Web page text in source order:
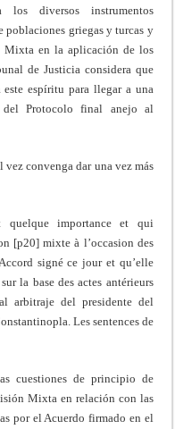
los diversos instrumentos
griegas y turcas y
Mixta en la aplicación de los
de Justicia considera que
espíritu para llegar a una
Protocolo final anejo al
convenga dar una vez más
quelque importance et qui
[p20] mixte à l’occasion des
signé ce jour et qu’elle
la base des actes antérieurs
arbitraje del presidente del
Les sentences de
cuestiones de principio de
Mixta en relación con las
por el Acuerdo firmado en el